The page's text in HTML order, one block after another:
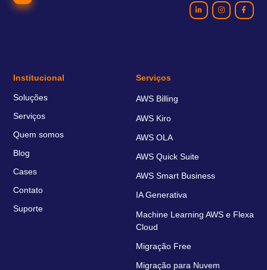
Institucional
Soluções
Serviços
Quem somos
Blog
Cases
Contato
Suporte
Serviços
AWS Billing
AWS Kiro
AWS OLA
AWS Quick Suite
AWS Smart Business
IA Generativa
Machine Learning AWS e Flexa
Cloud
Migração Free
Migração para Nuvem